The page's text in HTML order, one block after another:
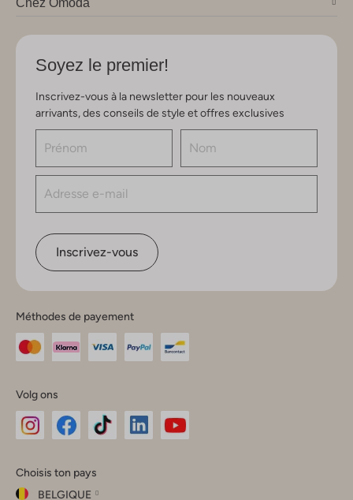
Soyez le premier!
Inscrivez-vous à la newsletter pour les nouveaux
arrivants, des conseils de style et offres exclusives
Inscrivez-vous
Méthodes de payement
Volg ons
Instagram
Facebook
TikTok
Choisis ton pays
BELGIQUE